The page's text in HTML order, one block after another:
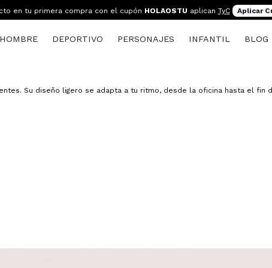
en tu primera compra con el cupón HOLAOSTU aplican TyC Aplicar
HOMBRE DEPORTIVO PERSONAJES INFANTIL BLOG
Su diseño ligero se adapta a tu ritmo, desde la oficina hasta el fin